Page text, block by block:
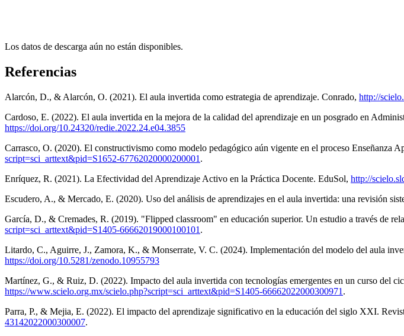
Los datos de descarga aún no están disponibles.
Referencias
Alarcón, D., & Alarcón, O. (2021). El aula invertida como estrategia de aprendizaje. Conrado, http://
Cardoso, E. (2022). El aula invertida en la mejora de la calidad del aprendizaje en un posgrado en
https://doi.org/10.24320/redie.2022.24.e04.3855
Carrasco, O. (2020). El constructivismo como modelo pedagógico aún vigente en el proceso Enseñanza
script=sci_arttext&pid=S1652-67762020000200001 .
Enríquez, R. (2021). La Efectividad del Aprendizaje Activo en la Práctica Docente. EduSol, http://
Escudero, A., & Mercado, E. (2020). Uso del análisis de aprendizajes en el aula invertida: una revisión
García, D., & Cremades, R. (2019). "Flipped classroom" en educación superior. Un estudio a través de
script=sci_arttext&pid=S1405-66662019000100101 .
Litardo, C., Aguirre, J., Zamora, K., & Monserrate, V. C. (2024). Implementación del modelo del aula
https://doi.org/10.5281/zenodo.10955793
Martínez, G., & Ruiz, D. (2022). Impacto del aula invertida con tecnologías emergentes en un curso del
https://www.scielo.org.mx/scielo.php?script=sci_arttext&pid=S1405-66662022000300971 .
Parra, P., & Mejia, E. (2022). El impacto del aprendizaje significativo en la educación del siglo XXI.
43142022000300007.